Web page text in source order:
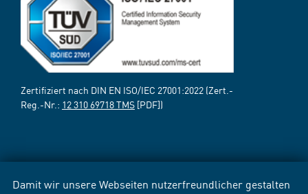
Damit wir unsere Webseiten nutzerfreundlicher gestalten
Zertifiziert nach DIN EN ISO/IEC 27001:2022 (Zert.-
Reg.-Nr.: 12 310 69718 TMS [PDF])